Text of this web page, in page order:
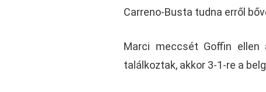
Carreno-Busta tudna erről
Marci meccsét Goffin ellen
találkoztak, akkor 3-1-re a